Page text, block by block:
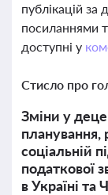
публікацій
посиланнями
доступні у
Стисло про
Зміни у
планування,
соціальній
податкової
в Україні та